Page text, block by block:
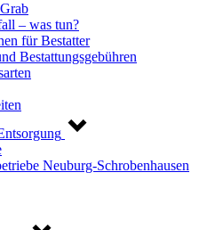
– was tun?
für Bestatter
Bestattungsgebühren
Neuburg-Schrobenhausen